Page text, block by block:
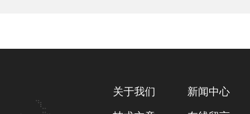
关于我们 新闻中心